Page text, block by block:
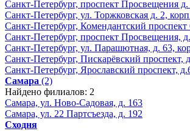
Санкт-Петербург, проспект Просвещения д.
Санкт-Петербург, ул. Торжковская д. 2,
Санкт-Петербург, Комендантский проспект
Санкт-Петербург, проспект Просвещения,
Санкт-Петербург, ул. Парашютная, д. 63,
Санкт-Петербург, Пискарёвский проспект,
Санкт-Петербург, Ярославский проспект,
Самара (2)
Найдено филиалов: 2
Самара, ул. Ново-Садовая, д. 163
Самара, ул. 22 Партсъезда, д. 192
Сходня